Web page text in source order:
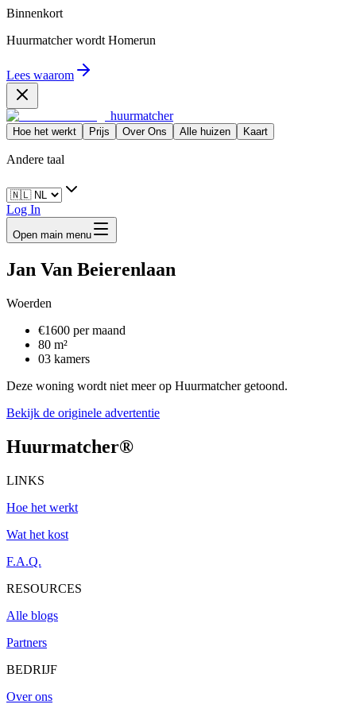
Binnenkort
Huurmatcher wordt Homerun
Lees waarom
huurmatcher
Hoe het werkt Prijs Over Ons Alle huizen Kaart
Andere taal
Log In
Open main menu
Jan Van Beierenlaan
Woerden
€1600 per maand
80 m²
03 kamers
Deze woning wordt niet meer op Huurmatcher getoond.
Bekijk de originele advertentie
Huurmatcher®
LINKS
Hoe het werkt
Wat het kost
F.A.Q.
RESOURCES
Alle blogs
Partners
BEDRIJF
Over ons